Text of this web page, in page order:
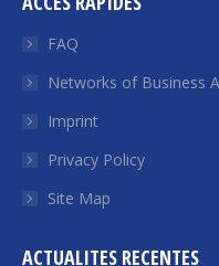
opens
window
opens
in
window
opens
window
opens
window
FAQ
Networks of Business
Imprint
Privacy Policy
Site Map
ACTUALITES RECENTES